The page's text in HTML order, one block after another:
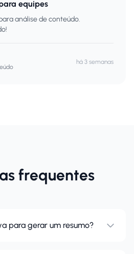
equipes
análise de conteúdo.
há 3 semanas
frequentes
para gerar um resumo?